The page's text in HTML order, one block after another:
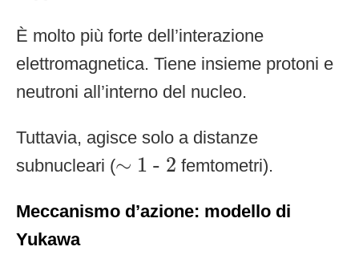
È molto più forte dell’interazione
elettromagnetica. Tiene insieme protoni e
neutroni all’interno del nucleo.
Tuttavia, agisce solo a distanze
subnucleari (∼ 1 - 2
1 2 femtometri).
Meccanismo d’azione: modello di
Yukawa